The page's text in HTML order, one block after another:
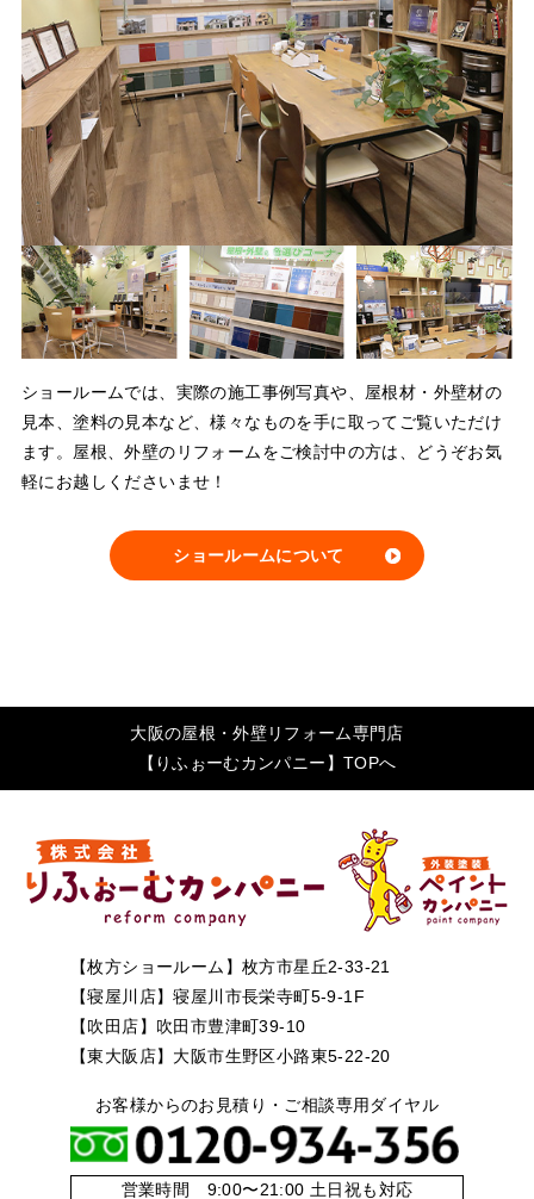
ショールームでは、実際の施工事例写真や、屋根材・外壁材の
見本、塗料の見本など、様々なものを手に取ってご覧いただけ
ます。屋根、外壁のリフォームをご検討中の方は、どうぞお気
軽にお越しくださいませ！
ショールームについて
大阪の屋根・外壁リフォーム専門店
【りふぉーむカンパニー】TOPへ
【枚方ショールーム】枚方市星丘2-33-21
【寝屋川店】寝屋川市長栄寺町5-9-1F
【吹田店】吹田市豊津町39-10
【東大阪店】大阪市生野区小路東5-22-20
お客様からのお見積り・ご相談専用ダイヤル
営業時間 9:00〜21:00 土日祝も対応